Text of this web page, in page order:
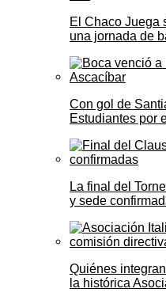
El Chaco Juega
una jornada de
Con gol de
Estudiantes por
La final del
y sede
Quiénes
la histórica